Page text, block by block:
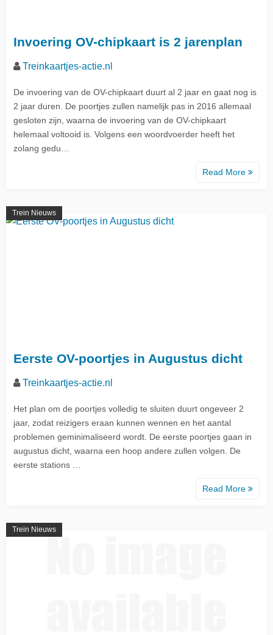
Invoering OV-chipkaart is 2 jarenplan
Treinkaartjes-actie.nl
De invoering van de OV-chipkaart duurt al 2 jaar en gaat nog is
2 jaar duren. De poortjes zullen namelijk pas in 2016 allemaal
gesloten zijn, waarna de invoering van de OV-chipkaart
helemaal voltooid is. Volgens een woordvoerder heeft het
zolang gedu…
Read More
Trein Nieuws
Eerste OV-poortjes in Augustus dicht
Treinkaartjes-actie.nl
Het plan om de poortjes volledig te sluiten duurt ongeveer 2
jaar, zodat reizigers eraan kunnen wennen en het aantal
problemen geminimaliseerd wordt. De eerste poortjes gaan in
augustus dicht, waarna een hoop andere zullen volgen. De
eerste stations …
Read More
Trein Nieuws